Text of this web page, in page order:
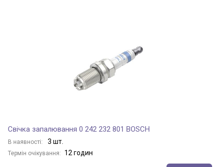
Свічка запалювання 0 242 232 801 BOSCH
В наявності: 3 шт.
Термін очікування: 12 годин